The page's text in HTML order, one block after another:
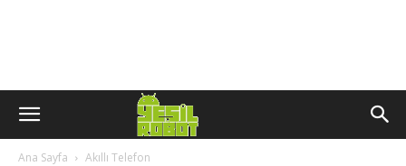
Ana Sayfa Akıllı Telefon